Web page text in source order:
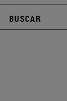
BUSCAR